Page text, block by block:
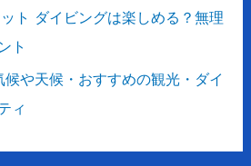
ト ダイビングは楽しめる？無理
ト
や天候・おすすめの観光・ダイ
ィ